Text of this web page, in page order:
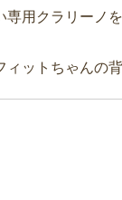
専用クラリーノ
ィットちゃんの